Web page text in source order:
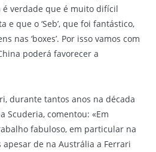
é verdade que é muito difícil
que o ‘Seb’, que foi fantástico,
nas ‘boxes’. Por isso vamos com
poderá favorecer a
durante tantos anos na década
Scuderia, comentou: «Em
fabuloso, em particular na
de na Austrália a Ferrari